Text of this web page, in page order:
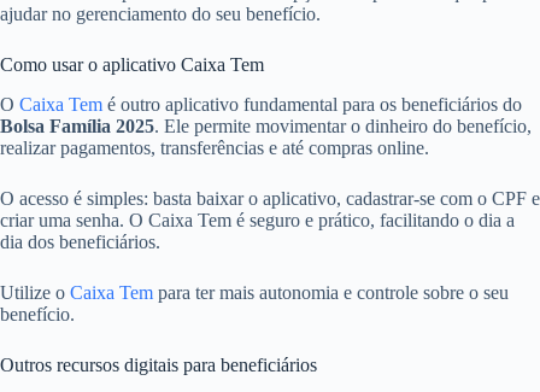
ajudar no gerenciamento do seu benefício.
Como usar o aplicativo Caixa Tem
O Caixa Tem é outro aplicativo fundamental para os beneficiários do
Bolsa Família 2025. Ele permite movimentar o dinheiro do benefício,
realizar pagamentos, transferências e até compras online.
O acesso é simples: basta baixar o aplicativo, cadastrar-se com o CPF e
criar uma senha. O Caixa Tem é seguro e prático, facilitando o dia a
dia dos beneficiários.
Utilize o Caixa Tem para ter mais autonomia e controle sobre o seu
benefício.
Outros recursos digitais para beneficiários